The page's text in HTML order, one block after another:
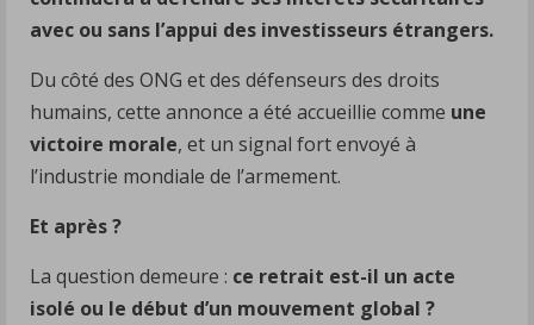
avec ou sans l’appui des investisseurs étrangers.
Du côté des ONG et des défenseurs des droits
humains, cette annonce a été accueillie comme une
victoire morale, et un signal fort envoyé à
l’industrie mondiale de l’armement.
Et après ?
La question demeure : ce retrait est-il un acte
isolé ou le début d’un mouvement global ?